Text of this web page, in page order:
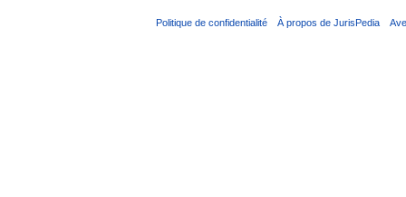
Politique de confidentialité À propos de JurisPedia